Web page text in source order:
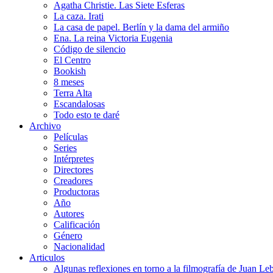
Agatha Christie. Las Siete Esferas
La caza. Irati
La casa de papel. Berlín y la dama del armiño
Ena. La reina Victoria Eugenia
Código de silencio
El Centro
Bookish
8 meses
Terra Alta
Escandalosas
Todo esto te daré
Archivo
Películas
Series
Intérpretes
Directores
Creadores
Productoras
Año
Autores
Calificación
Género
Nacionalidad
Articulos
Algunas reflexiones en torno a la filmografía de Juan